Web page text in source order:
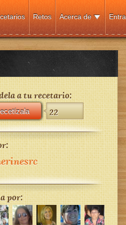
Acerca de
Retos
a tu recetario:
22
por: